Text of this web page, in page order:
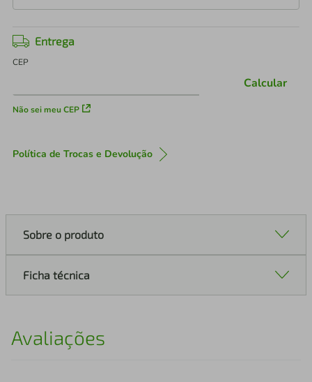
Entrega
CEP
Não sei meu CEP
Calcular
Política de Trocas e Devolução
Sobre o produto
Ficha técnica
Avaliações